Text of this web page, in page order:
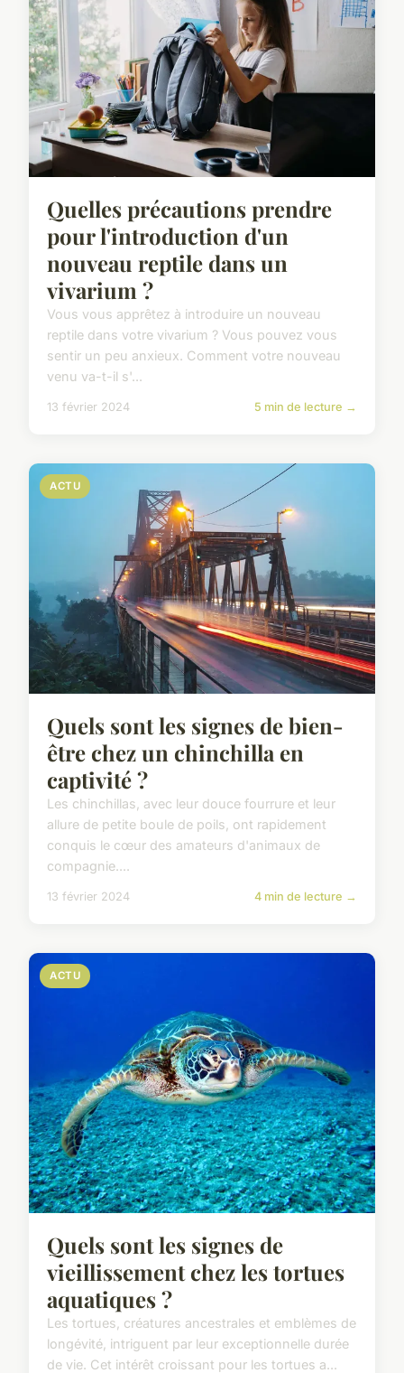
Quelles précautions prendre
pour l'introduction d'un
nouveau reptile dans un
vivarium ?
Vous vous apprêtez à introduire un nouveau
reptile dans votre vivarium ? Vous pouvez vous
sentir un peu anxieux. Comment votre nouveau
venu va-t-il s'...
13 février 2024 5 min de lecture →
ACTU
Quels sont les signes de bien-
être chez un chinchilla en
captivité ?
Les chinchillas, avec leur douce fourrure et leur
allure de petite boule de poils, ont rapidement
conquis le cœur des amateurs d'animaux de
compagnie....
13 février 2024 4 min de lecture →
ACTU
Quels sont les signes de
vieillissement chez les tortues
aquatiques ?
Les tortues, créatures ancestrales et emblèmes de
longévité, intriguent par leur exceptionnelle durée
de vie. Cet intérêt croissant pour les tortues a...